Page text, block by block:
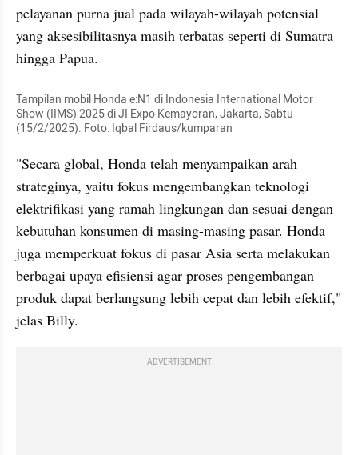
pelayanan purna jual pada wilayah-wilayah potensial
yang aksesibilitasnya masih terbatas seperti di Sumatra
hingga Papua.
Tampilan mobil Honda e:N1 di Indonesia International Motor
Show (IIMS) 2025 di JI Expo Kemayoran, Jakarta, Sabtu
(15/2/2025). Foto: Iqbal Firdaus/kumparan
"Secara global, Honda telah menyampaikan arah
strateginya, yaitu fokus mengembangkan teknologi
elektrifikasi yang ramah lingkungan dan sesuai dengan
kebutuhan konsumen di masing-masing pasar. Honda
juga memperkuat fokus di pasar Asia serta melakukan
berbagai upaya efisiensi agar proses pengembangan
produk dapat berlangsung lebih cepat dan lebih efektif,"
jelas Billy.
ADVERTISEMENT